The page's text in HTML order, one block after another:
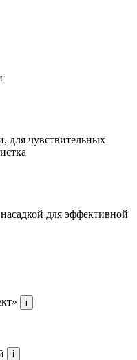
для чувствительных
для эффективной
i
i